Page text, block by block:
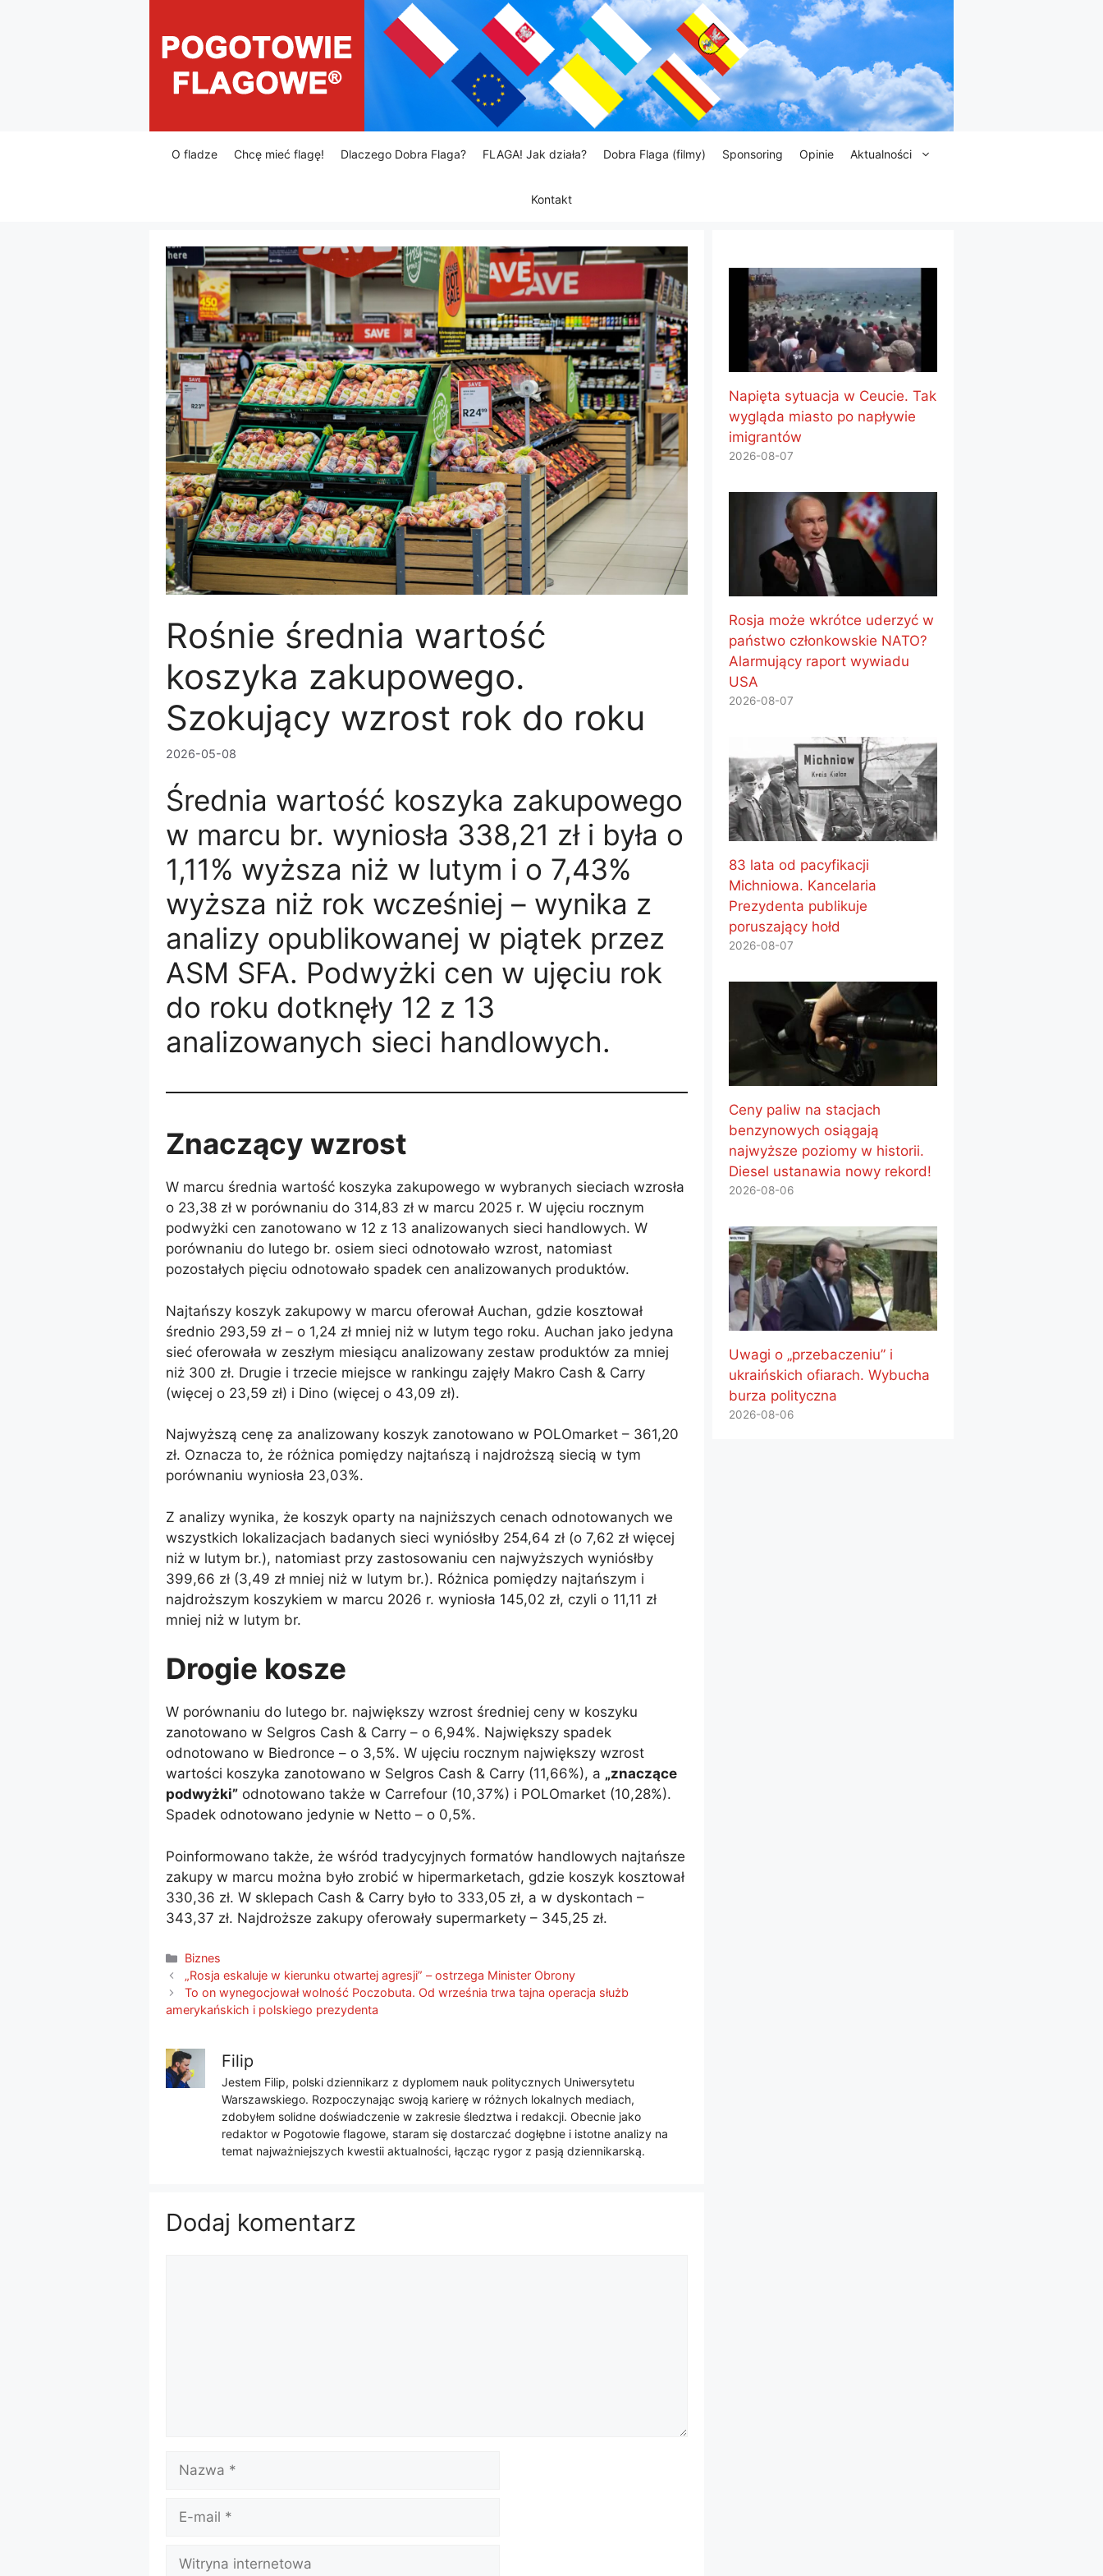
O fladze Chcę mieć flagę! Dlaczego Dobra Flaga? FLAGA! Jak działa? Dobra Flaga (filmy) Sponsoring Opinie Aktualności
Kontakt
Rośnie średnia wartość
koszyka zakupowego.
Szokujący wzrost rok do roku
2026-05-08
Średnia wartość koszyka zakupowego
w marcu br. wyniosła 338,21 zł i była o
1,11% wyższa niż w lutym i o 7,43%
wyższa niż rok wcześniej – wynika z
analizy opublikowanej w piątek przez
ASM SFA. Podwyżki cen w ujęciu rok
do roku dotknęły 12 z 13
analizowanych sieci handlowych.
Znaczący wzrost
W marcu średnia wartość koszyka zakupowego w wybranych sieciach wzrosła
o 23,38 zł w porównaniu do 314,83 zł w marcu 2025 r. W ujęciu rocznym
podwyżki cen zanotowano w 12 z 13 analizowanych sieci handlowych. W
porównaniu do lutego br. osiem sieci odnotowało wzrost, natomiast
pozostałych pięciu odnotowało spadek cen analizowanych produktów.
Najtańszy koszyk zakupowy w marcu oferował Auchan, gdzie kosztował
średnio 293,59 zł – o 1,24 zł mniej niż w lutym tego roku. Auchan jako jedyna
sieć oferowała w zeszłym miesiącu analizowany zestaw produktów za mniej
niż 300 zł. Drugie i trzecie miejsce w rankingu zajęły Makro Cash & Carry
(więcej o 23,59 zł) i Dino (więcej o 43,09 zł).
Najwyższą cenę za analizowany koszyk zanotowano w POLOmarket – 361,20
zł. Oznacza to, że różnica pomiędzy najtańszą i najdroższą siecią w tym
porównaniu wyniosła 23,03%.
Z analizy wynika, że ​​koszyk oparty na najniższych cenach odnotowanych we
wszystkich lokalizacjach badanych sieci wyniósłby 254,64 zł (o 7,62 zł więcej
niż w lutym br.), natomiast przy zastosowaniu cen najwyższych wyniósłby
399,66 zł (3,49 zł mniej niż w lutym br.). Różnica pomiędzy najtańszym i
najdroższym koszykiem w marcu 2026 r. wyniosła 145,02 zł, czyli o 11,11 zł
mniej niż w lutym br.
Drogie kosze
W porównaniu do lutego br. największy wzrost średniej ceny w koszyku
zanotowano w Selgros Cash & Carry – o 6,94%. Największy spadek
odnotowano w Biedronce – o 3,5%. W ujęciu rocznym największy wzrost
wartości koszyka zanotowano w Selgros Cash & Carry (11,66%), a „znaczące
podwyżki” odnotowano także w Carrefour (10,37%) i POLOmarket (10,28%).
Spadek odnotowano jedynie w Netto – o 0,5%.
Poinformowano także, że wśród tradycyjnych formatów handlowych najtańsze
zakupy w marcu można było zrobić w hipermarketach, gdzie koszyk kosztował
330,36 zł. W sklepach Cash & Carry było to 333,05 zł, a w dyskontach –
343,37 zł. Najdroższe zakupy oferowały supermarkety – 345,25 zł.
Kategorie
Biznes
„Rosja eskaluje w kierunku otwartej agresji” – ostrzega Minister Obrony
To on wynegocjował wolność Poczobuta. Od września trwa tajna operacja służb
amerykańskich i polskiego prezydenta
Filip
Jestem Filip, polski dziennikarz z dyplomem nauk politycznych Uniwersytetu
Warszawskiego. Rozpoczynając swoją karierę w różnych lokalnych mediach,
zdobyłem solidne doświadczenie w zakresie śledztwa i redakcji. Obecnie jako
redaktor w Pogotowie flagowe, staram się dostarczać dogłębne i istotne analizy na
temat najważniejszych kwestii aktualności, łącząc rygor z pasją dziennikarską.
Dodaj komentarz
Nazwa
Witryna
Napięta sytuacja w Ceucie. Tak
wygląda miasto po napływie
imigrantów
2026-08-07
Rosja może wkrótce uderzyć w
państwo członkowskie NATO?
Alarmujący raport wywiadu
USA
2026-08-07
83 lata od pacyfikacji
Michniowa. Kancelaria
Prezydenta publikuje
poruszający hołd
2026-08-07
Ceny paliw na stacjach
benzynowych osiągają
najwyższe poziomy w historii.
Diesel ustanawia nowy rekord!
2026-08-06
Uwagi o „przebaczeniu” i
ukraińskich ofiarach. Wybucha
burza polityczna
2026-08-06